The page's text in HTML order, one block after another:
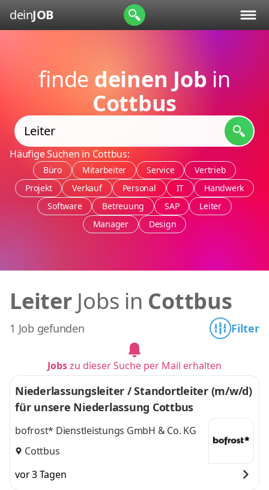
deinJOB
finde deinen Job in
Cottbus
Häufige Suchen in Cottbus:
Büro Mitarbeiter Service
Vertrieb
Projekt
Verkauf Personal IT
Handwerk
Software
Betreuung SAP
Leiter
Manager
Design
LeiterJobs in Cottbus
1 Job gefunden Filter
Jobszu dieser Suche per Mail erhalten
Niederlassungsleiter / Standortleiter (m/w/d)
für unsere Niederlassung Cottbus
bofrost* Dienstleistungs GmbH & Co. KG
Cottbus
vor 3 Tagen